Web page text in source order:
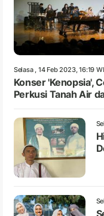
Selasa , 14 Feb 2023, 16:19
Konser 'Kenopsia',
Perkusi Tanah Air